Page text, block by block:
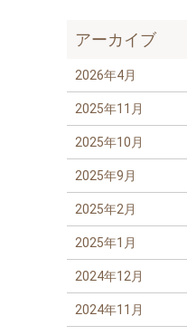
アーカイブ
2026年4月
2025年11月
2025年10月
2025年9月
2025年2月
2025年1月
2024年12月
2024年11月